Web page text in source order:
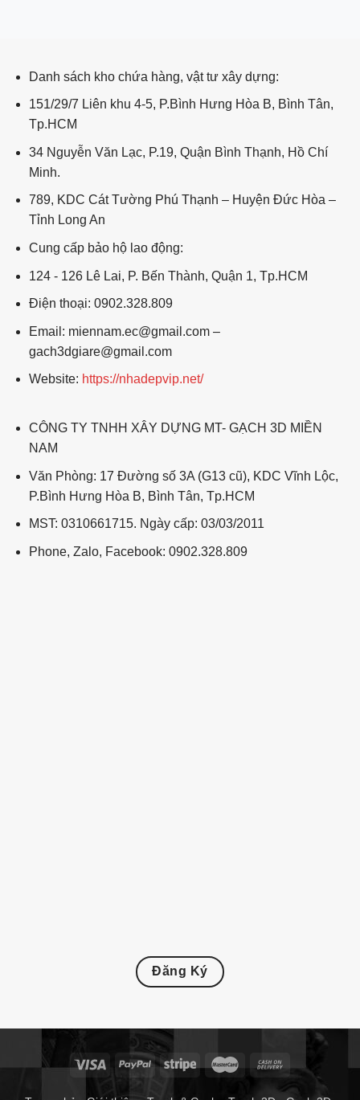
Danh sách kho chứa hàng, vật tư xây dựng:
151/29/7 Liên khu 4-5, P.Bình Hưng Hòa B, Bình Tân,
Tp.HCM
34 Nguyễn Văn Lạc, P.19, Quận Bình Thạnh, Hồ Chí
Minh.
789, KDC Cát Tường Phú Thạnh – Huyện Đức Hòa –
Tỉnh Long An
Cung cấp bảo hộ lao động:
124 - 126 Lê Lai, P. Bến Thành, Quận 1, Tp.HCM
Điện thoại: 0902.328.809
Email: miennam.ec@gmail.com –
gach3dgiare@gmail.com
Website: https://nhadepvip.net/
CÔNG TY TNHH XÂY DỰNG MT- GẠCH 3D MIỀN
NAM
Văn Phòng: 17 Đường số 3A (G13 cũ), KDC Vĩnh Lộc,
P.Bình Hưng Hòa B, Bình Tân, Tp.HCM
MST: 0310661715. Ngày cấp: 03/03/2011
Phone, Zalo, Facebook: 0902.328.809
Đăng Ký